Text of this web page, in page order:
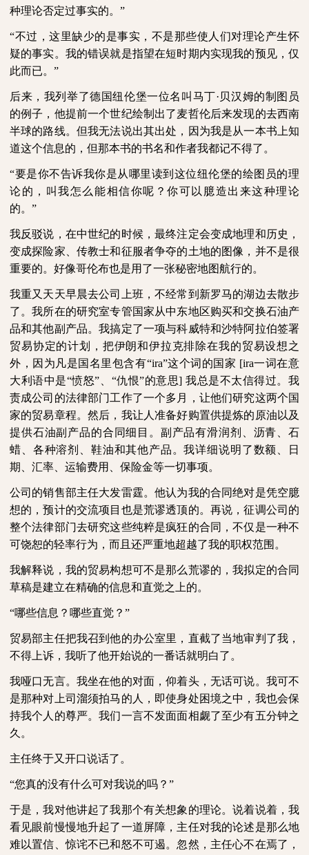
种理论否定过事实的。”
“不过，这里缺少的是事实，不是那些使人们对理论产生怀
疑的事实。我的错误就是指望在短时期内实现我的预见，仅
此而已。”
后来，我列举了德国纽伦堡一位名叫马丁·贝汉姆的制图员
的例子，他提前一个世纪绘制出了麦哲伦后来发现的去西南
半球的路线。但我无法说出其出处，因为我是从一本书上知
道这个信息的，但那本书的书名和作者我都记不得了。
“要是你不告诉我你是从哪里读到这位纽伦堡的绘图员的理
论的，叫我怎么能相信你呢？你可以臆造出来这种理论
的。”
我反驳说，在中世纪的时候，最终注定会变成地理和历史，
变成探险家、传教士和征服者争夺的土地的图像，并不是很
重要的。好像哥伦布也是用了一张秘密地图航行的。
我重又天天早晨去公司上班，不经常到新罗马的湖边去散步
了。我所在的研究室专管国家从中东地区购买和交换石油产
品和其他副产品。我搞定了一项与科威特和沙特阿拉伯签署
贸易协定的计划，把伊朗和伊拉克排除在我的贸易设想之
外，因为凡是国名里包含有“ira”这个词的国家 [ira一词在意
大利语中是“愤怒” “仇恨”的意思]我总是不太信得过。我
责成公司的法律部门工作了一个多月，让他们研究这两个国
家的贸易章程。然后，我让人准备好购置供提炼的原油以及
提供石油副产品的合同细目。副产品有滑润剂、沥青、石
蜡、各种溶剂、鞋油和其他产品。我详细说明了数额、日
期、汇率、运输费用、保险金等一切事项。
公司的销售部主任大发雷霆。他认为我的合同绝对是凭空臆
想的，预计的交流项目也是荒谬透顶的。再说，征调公司的
整个法律部门去研究这些纯粹是疯狂的合同，不仅是一种不
可饶恕的轻率行为，而且还严重地超越了我的职权范围。
我解释说，我的贸易构想可不是那么荒谬的，我拟定的合同
草稿是建立在精确的信息和直觉之上的。
“哪些信息？哪些直觉？”
贸易部主任把我召到他的办公室里，直截了当地审判了我，
不得上诉，我听了他开始说的一番话就明白了。
我哑口无言。我坐在他的对面，仰着头，无话可说。我可不
是那种对上司溜须拍马的人，即使身处困境之中，我也会保
持我个人的尊严。我们一言不发面面相觑了至少有五分钟之
久。
主任终于又开口说话了。
“您真的没有什么可对我说的吗？”
于是，我对他讲起了我那个有关想象的理论。说着说着，我
看见眼前慢慢地升起了一道屏障，主任对我的论述是那么地
难以置信、惊诧不已和怒不可遏。忽然，主任心不在焉了，